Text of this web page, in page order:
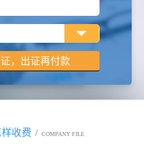
收费 / COMPANY FILE